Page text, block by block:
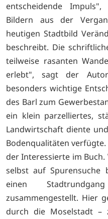
entscheidende
Bildern aus der
heutigen Stadtbild
beschreibt. Die
teilweise rasanten
erlebt", sagt der
besonders wichtige
des Barl zum
ein klein parzelliertes,
Landwirtschaft diente
Bodenqualitäten
der Interessierte im
selbst auf Spurensuche
einen
zusammengestellt. Hier
durch die Moselstadt –